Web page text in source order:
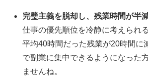
完璧主義を脱却し、残業時間が半
仕事の優先順位を冷静に考えられ
平均40時間だった残業が20時間に
で副業に集中できるようになった
ませんね。